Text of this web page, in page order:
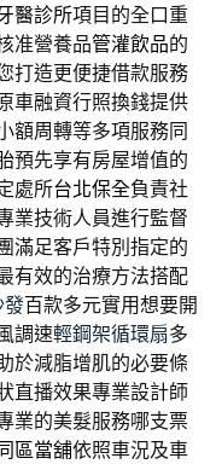
醫診所項目的全口重
准營養品管灌飲品的
打造更便捷借款服務
車融資行照換錢提供
額周轉等多項服務同
預先享有房屋增值的
處所台北保全負責社
業技術人員進行監督
滿足客戶特別指定的
有效的治療方法搭配
發百款多元實用想要開
調速輕鋼架循環扇多
於減脂增肌的必要條
直播效果專業設計師
業的美髮服務哪支票
區當舖依照車況及車